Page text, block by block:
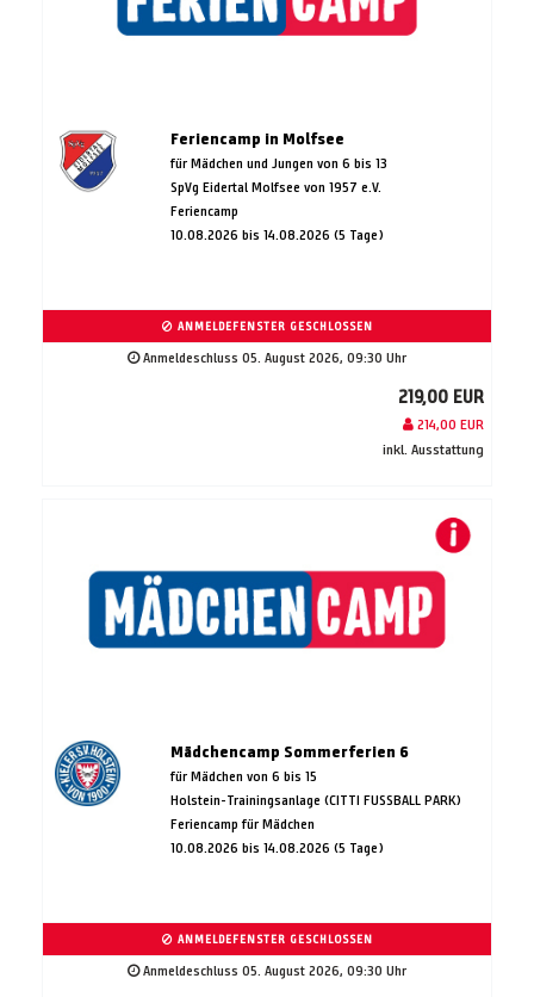
Feriencamp in Molfsee
für Mädchen und Jungen von 6 bis 13
SpVg Eidertal Molfsee von 1957 e.V.
Feriencamp
10.08.2026 bis 14.08.2026 (5 Tage)
ANMELDEFENSTER GESCHLOSSEN
Anmeldeschluss 05. August 2026, 09:30 Uhr
219,00 EUR
214,00 EUR
inkl. Ausstattung
Mädchencamp Sommerferien 6
für Mädchen von 6 bis 15
Holstein-Trainingsanlage (CITTI FUSSBALL PARK)
Feriencamp für Mädchen
10.08.2026 bis 14.08.2026 (5 Tage)
ANMELDEFENSTER GESCHLOSSEN
Anmeldeschluss 05. August 2026, 09:30 Uhr